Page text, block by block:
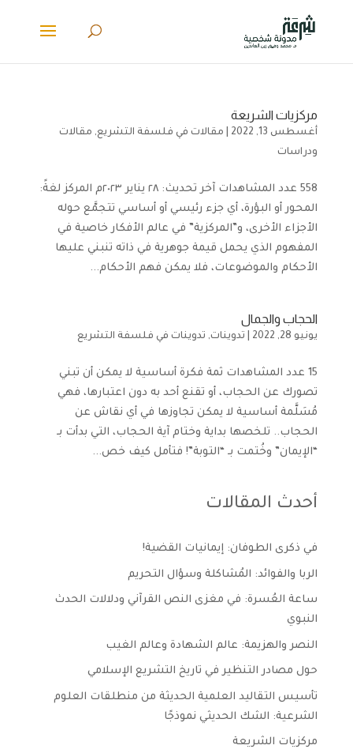
مركزيات الشريعة
أغسطس 13, 2022 مقالات في فلسفة التشريع, مقالات
ودراسات
558 عدد المشاهدات آخر تحديث: ٢٨ يناير ٢٠٢٣م المركز لغةً:
المحور أو البؤرة، أي جزء رئيسي أو أساسي تتجمَّع حوله
الأجزاء الأخرى، و”المركزية” في عالم الأفكار خاصية في
المفهوم الذي يحمل قيمة جوهرية في ذاته تنبني عليها
الأحكام والموضوعات، فلا يمكن فهم الأحكام...
الحجاب والجمال
يونيو 28, 2022 تدوينات, تدوينات في فلسفة التشريع
15 عدد المشاهدات ثمة فكرة أساسية لا يمكن أن تبني
تصورك عن الحجاب، أو تقنع أحد به دون اعتبارها، فهي
مُسَلَّمة أساسية لا يمكن تجاوزها في أي نقاش عن
الحجاب.. تلخصها بداية وختام آية الحجاب، التي بدأت بـ
“الإيمان” وخُتمت بـ “التوبة”! فتأمل كيف خص...
أحدث المقالات
في ذكرى الطوفان: إيمانيات القضية!
الربا والفوائد: المُشاكلة وسؤال التحريم
ساعة العُسرة: في مغزى النص القرآني ودلالات الحدث
النبوي
النصر والهزيمة: عالم الشهادة وعالم الغيب
حول مصادر التنظير في تاريخ التشريع الإسلامي
تأسيس التقاليد العلمية الحديثة من منطلقات العلوم
الشرعية: الشك الحديثي نموذجًا
مركزيات الشريعة